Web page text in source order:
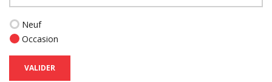
Neuf
Occasion
VALIDER